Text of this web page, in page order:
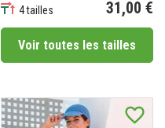
4 tailles 31,00 €
Voir toutes les tailles
favorite_border